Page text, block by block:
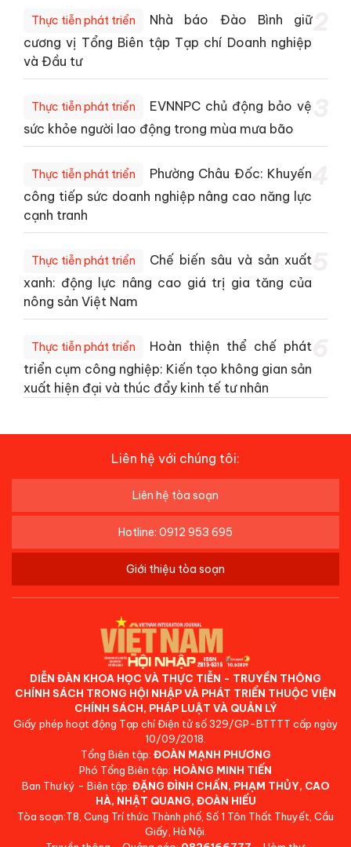
Thực tiễn phát triển
Nhà báo Đào Bình giữ
cương vị Tổng Biên tập Tạp chí Doanh nghiệp
và Đầu tư
Thực tiễn phát triển
EVNNPC chủ động bảo vệ
sức khỏe người lao động trong mùa mưa bão
Thực tiễn phát triển
Phường Châu Đốc: Khuyến
công tiếp sức doanh nghiệp nâng cao năng lực
cạnh tranh
Thực tiễn phát triển
Chế biến sâu và sản xuất
xanh: động lực nâng cao giá trị gia tăng của
nông sản Việt Nam
Thực tiễn phát triển
Hoàn thiện thể chế phát
triển cụm công nghiệp: Kiến tạo không gian sản
xuất hiện đại và thúc đẩy kinh tế tư nhân
Liên hệ với chúng tôi:
Liên hệ tòa soạn
Hotline: 0912 953 695
Giới thiệu tòa soạn
DIỄN ĐÀN KHOA HỌC VÀ THỰC TIỄN - TRUYỀN THÔNG
CHÍNH SÁCH TRONG HỘI NHẬP VÀ PHÁT TRIỂN THUỘC VIỆN
CHÍNH SÁCH, PHÁP LUẬT VÀ QUẢN LÝ
Giấy phép hoạt động Tạp chí Điện tử số 329/GP-BTTTT cấp ngày
10/09/2018.
Tổng Biên tập: ĐOÀN MẠNH PHƯƠNG
Phó Tổng Biên tập: HOÀNG MINH TIẾN
Ban Thư ký - Biên tập: ĐẶNG ĐÌNH CHẤN, PHẠM THỦY, CAO
HÀ, NHẬT QUANG, ĐOÀN HIẾU
Tòa soạn:T8, Cung Trí thức Thành phố, Số 1 Tôn Thất Thuyết, Cầu
Giấy, Hà Nội.